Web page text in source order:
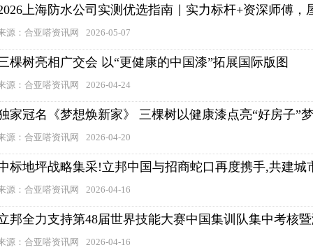
上海防水公司实测优选指南｜实力标杆+资深师傅，
源：合亚嗒资讯网 2026-05-07
棵树亮相广交会 以“更健康的中国漆”拓展国际版图
源：合亚嗒资讯网 2026-04-24
家冠名《梦想焕新家》 三棵树以健康漆点亮“好房子”
源：合亚嗒资讯网 2026-04-20
标地坪战略集采!立邦中国与招商蛇口再度携手,共建城
源：合亚嗒资讯网 2026-04-16
邦全力支持第48届世界技能大赛中国集训队集中考核
源：合亚嗒资讯网 2026-04-16